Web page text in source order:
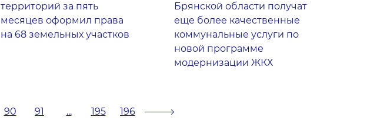
территорий за пять
месяцев оформил права
на 68 земельных участков
Брянской области получат
еще более качественные
коммунальные услуги по
новой программе
модернизации ЖКХ
90 91 ... 195 196